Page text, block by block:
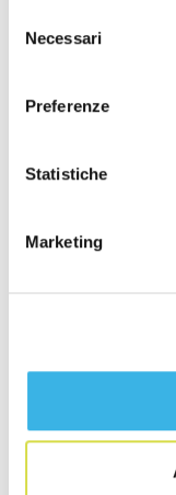
delNecessari
Preferenze
Statistiche
Marketing
piccole
elettronici che
pioggia, onde
rilassarsi e a
giornata di relax
fiere mondiali
en plein air. Vi
produttori italiani
ricreazionali, i
componentistica